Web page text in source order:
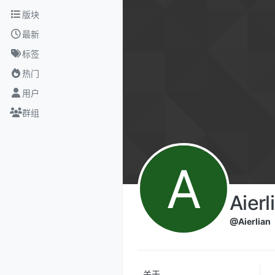
跳转至内容
版块
最新
标签
热门
用户
群组
A
@Aierlian